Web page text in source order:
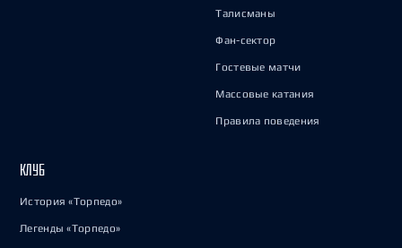
Талисманы
Фан-сектор
Гостевые матчи
Массовые катания
Правила поведения
КЛУБ
История «Торпедо»
Легенды «Торпедо»